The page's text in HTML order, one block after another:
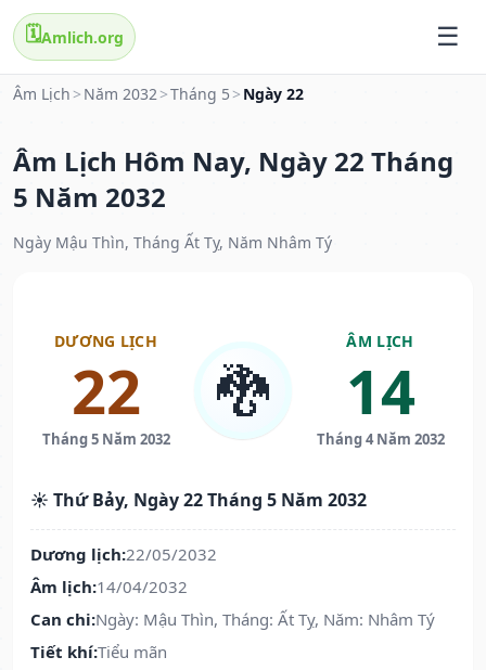
🗓️Amlich.org
Âm Lịch > Năm 2032>Tháng 5 > Ngày 22
Âm Lịch Hôm Nay, Ngày 22 Tháng
5 Năm 2032
Ngày Mậu Thìn, Tháng Ất Tỵ, Năm Nhâm Tý
DƯƠNG LỊCH
22
Tháng 5 Năm 2032
🐉
ÂM LỊCH
14
Tháng 4 Năm 2032
☀️ Thứ Bảy, Ngày 22 Tháng 5 Năm 2032
Dương lịch:22/05/2032
Âm lịch:14/04/2032
Can chi:Ngày: Mậu Thìn, Tháng: Ất Tỵ, Năm: Nhâm Tý
Tiết khí:Tiểu mãn